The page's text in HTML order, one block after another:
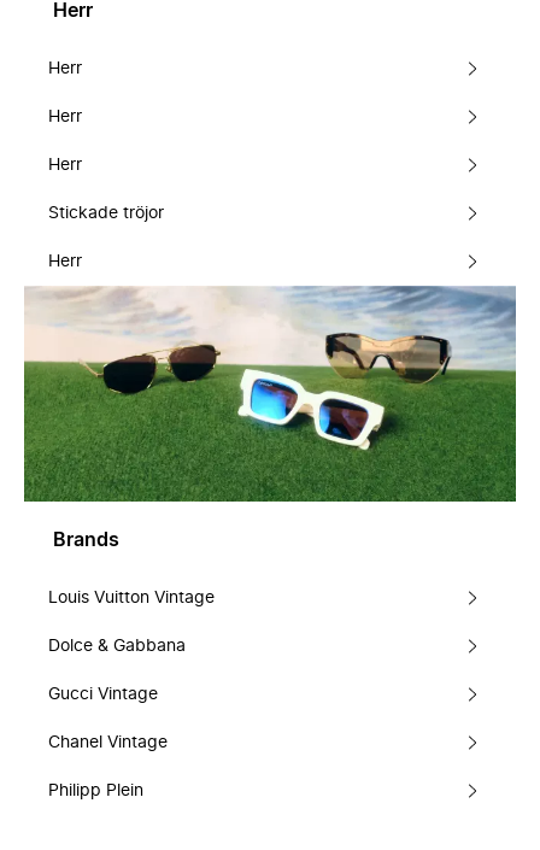
Herr
Herr
Herr
Herr
Stickade tröjor
Herr
Brands
Louis Vuitton Vintage
Dolce & Gabbana
Gucci Vintage
Chanel Vintage
Philipp Plein